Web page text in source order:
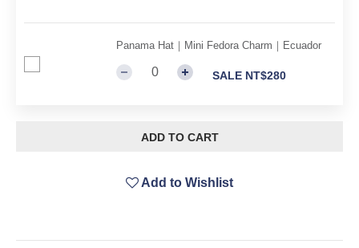
Panama Hat｜Mini Fedora Charm｜Ecuador
SALE NT$280
ADD TO CART
Add to Wishlist